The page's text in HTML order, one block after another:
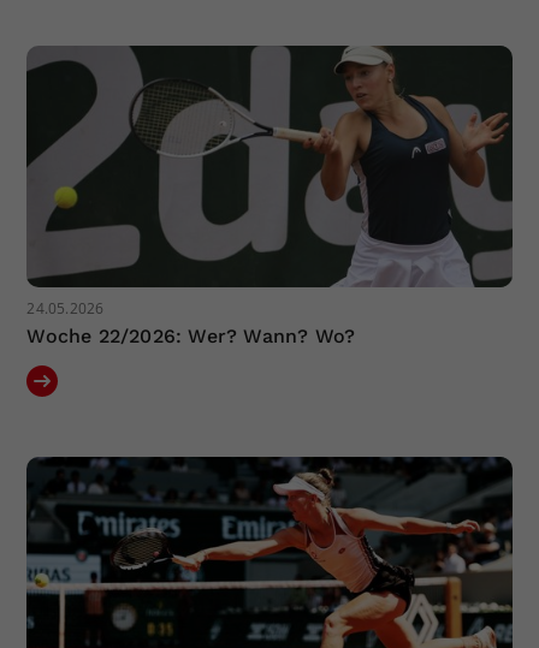
24.05.2026
Woche 22/2026: Wer? Wann? Wo?
Zweck
Einstellungen. Unter anderem eine
zufällig generierte ID, für die
historische Speicherung Ihrer
vorgenommen Einstellungen, falls der
Webseiten-Betreiber dies eingestellt